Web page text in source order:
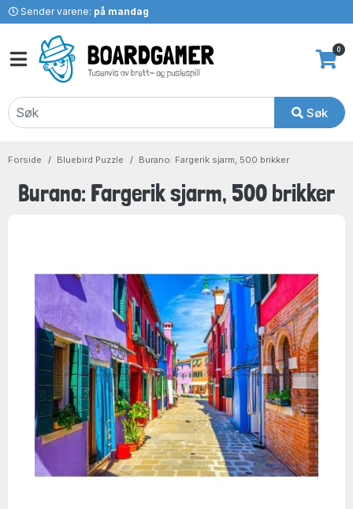
Sender varene: på mandag
Søk
0
Forside Bluebird Puzzle Burano: Fargerik sjarm, 500 brikker
Burano: Fargerik sjarm, 500 brikker